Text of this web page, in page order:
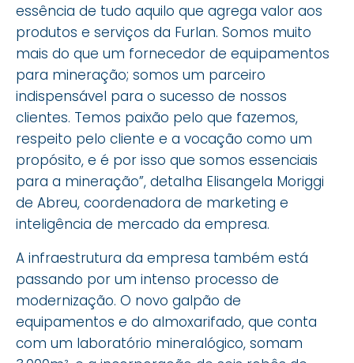
essência de tudo aquilo que agrega valor aos
produtos e serviços da Furlan. Somos muito
mais do que um fornecedor de equipamentos
para mineração; somos um parceiro
indispensável para o sucesso de nossos
clientes. Temos paixão pelo que fazemos,
respeito pelo cliente e a vocação como um
propósito, e é por isso que somos essenciais
para a mineração”, detalha Elisangela Moriggi
de Abreu, coordenadora de marketing e
inteligência de mercado da empresa.
A infraestrutura da empresa também está
passando por um intenso processo de
modernização. O novo galpão de
equipamentos e do almoxarifado, que conta
com um laboratório mineralógico, somam